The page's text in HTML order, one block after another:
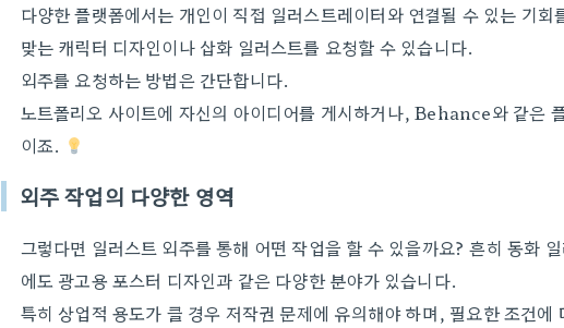
다양한 플랫폼에서는 개인이 직접 일러스트레이터와 연결될 수 있는 기
맞는 캐릭터 디자인이나 삽화 일러스트를 요청할 수 있습니다.
외주를 요청하는 방법은 간단합니다.
노트폴리오 사이트에 자신의 아이디어를 게시하거나, Behance와 같은
이죠.
외주 작업의 다양한 영역
그렇다면 일러스트 외주를 통해 어떤 작업을 할 수 있을까요? 흔히 동화
에도 광고용 포스터 디자인과 같은 다양한 분야가 있습니다.
특히 상업적 용도가 클 경우 저작권 문제에 유의해야 하며, 필요한 조건